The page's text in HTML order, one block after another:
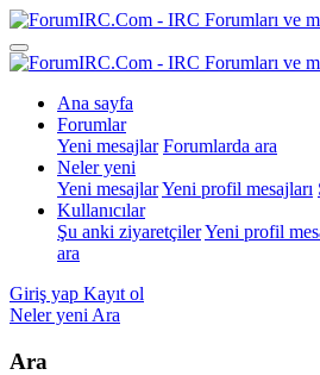
Ana sayfa
Forumlar
Yeni mesajlar Forumlarda ara
Neler yeni
Yeni mesajlarYeni profil mesajları
Kullanıcılar
Şu anki ziyaretçilerYeni profil
ara
Giriş yap Kayıt ol
Neler yeni Ara
Ara